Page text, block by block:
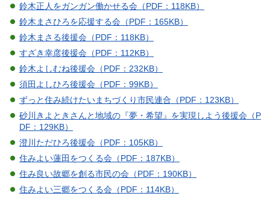
鈴木正人をガンガン働かせる会（PDF：118KB）
鈴木まさひろを応援する会（PDF：165KB）
鈴木まさる後援会（PDF：118KB）
すざき幸彦後援会（PDF：112KB）
鈴木よしむね後援会（PDF：232KB）
須田よしひろ後援会（PDF：99KB）
ずっと住み続けたいまちづくり市民連合（PDF：123KB）
砂川きよときさんと地域の『夢・希望』を実現しよう後援会（P
DF：129KB）
澄川ただひろ後援会（PDF：105KB）
住みよい蓮田をつくる会（PDF：187KB）
住み良い故郷を創る市民の会（PDF：190KB）
住みよい三郷をつくる会（PDF：114KB）